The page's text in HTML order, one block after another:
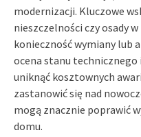
modernizacji. Kluczowe
nieszczelności czy osady
konieczność wymiany lub
ocena stanu
uniknąć kosztownych
zastanowić się nad
mogą znacznie poprawić
domu.